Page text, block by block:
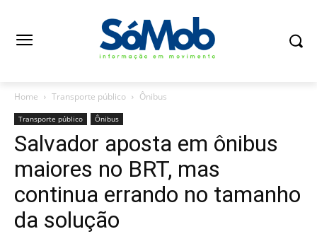
Home Transporte público Ônibus
Transporte público Ônibus
Salvador aposta em ônibus
maiores no BRT, mas
continua errando no tamanho
da solução